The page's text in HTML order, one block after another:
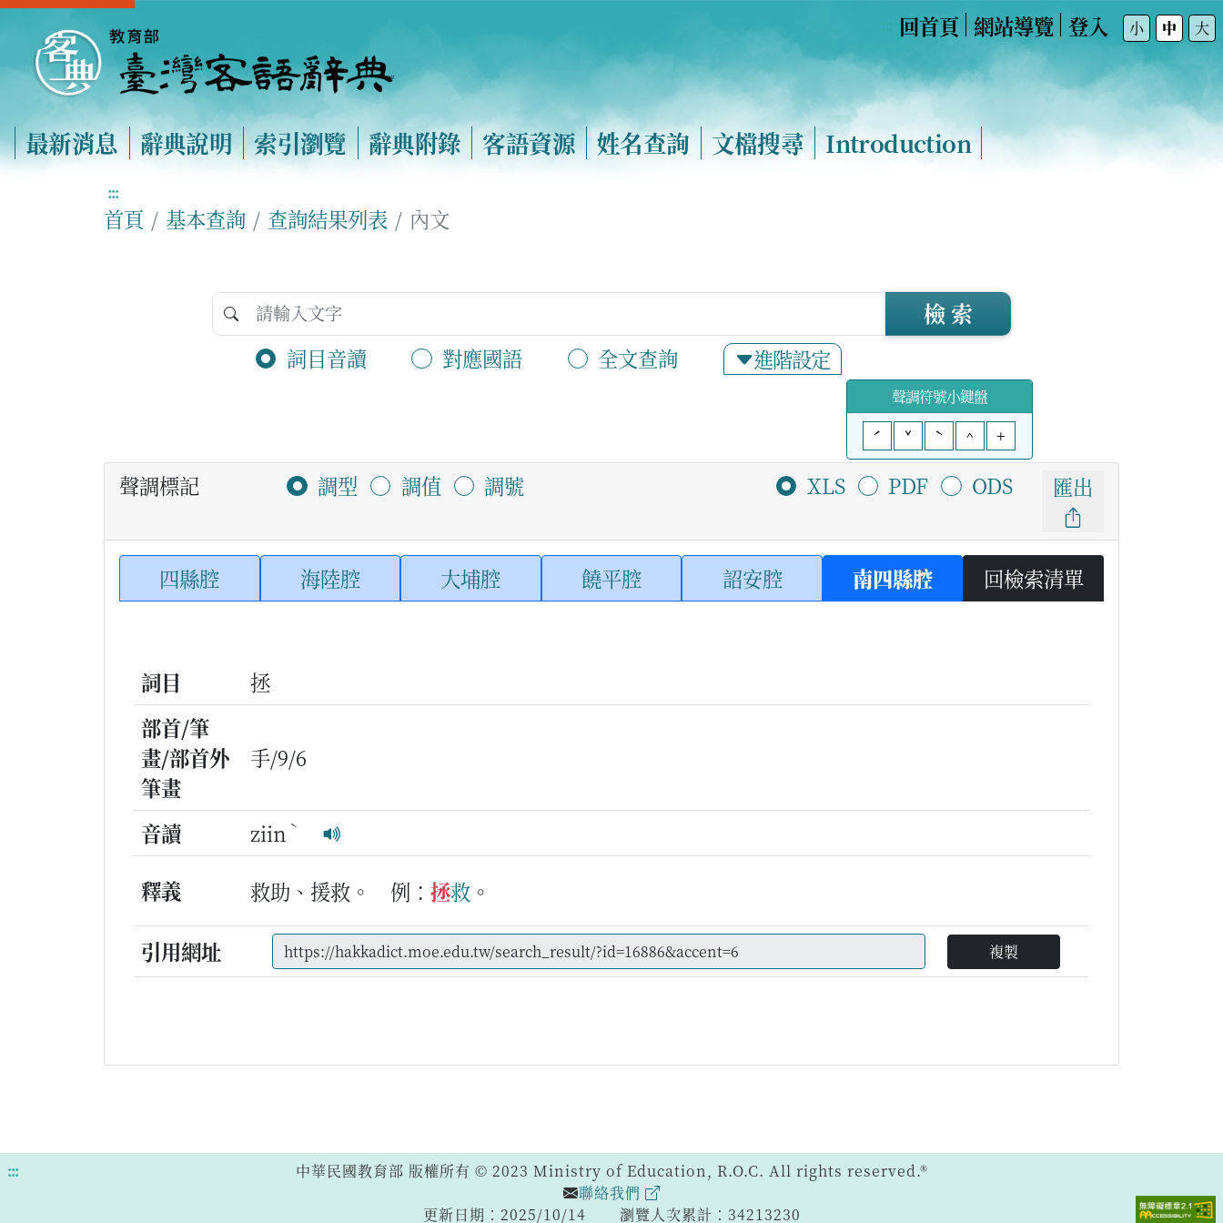
回首頁 網站導覽 登入 小 中 大
最新消息 辭典說明 索引瀏覽 辭典附錄 客語資源 姓名查詢 文檔搜尋 Introduction
:::
首頁 基本查詢 查詢結果列表 內文
詞目音讀 對應國語 全文查詢 進階設定
檢 索
聲調符號小鍵盤
ˊ
ˇ ˋ ^ +
聲調標記 調型 調值 調號 XLS PDF ODS 匯出
四縣腔 海陸腔 大埔腔 饒平腔 詔安腔 南四縣腔 回檢索清單
詞目
拯
部首/筆
畫/部首外
筆畫
手/9/6
音讀 ziin ˋ
釋義 救助、援救。 例： 拯救 。
引用網址 複製
:::
中華民國教育部 版權所有 © 2023 Ministry of Education, R.O.C. All rights reserved.®
聯絡我們
更新日期：2025/10/14
瀏覽人次累計：34213230